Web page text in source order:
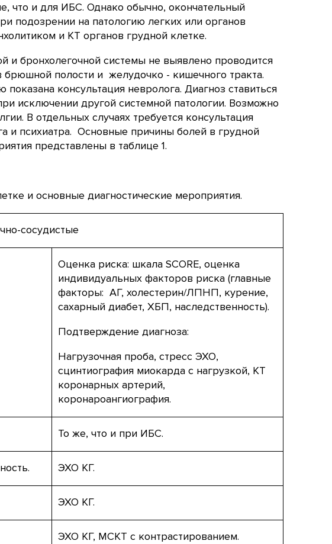
что и для ИБС. Однако обычно, окончательный
подозрении на патологию легких или органов
и КТ органов грудной клетке.
и бронхолегочной системы не выявлено проводится
полости и желудочко - кишечного тракта.
консультация невролога. Диагноз ставиться
исключении другой системной патологии. Возможно
В отдельных случаях требуется консультация
и психиатра. Основные причины болей в грудной
представлены в таблице 1.
и основные диагностические мероприятия.
сосудистые
Оценка риска: шкала SCORE, оценка
индивидуальных факторов риска (главные
факторы: АГ, холестерин/ЛПНП, курение,
сахарный диабет, ХБП, наследственность).
Подтверждение диагноза:
Нагрузочная проба, стресс ЭХО,
сцинтиография миокарда с нагрузкой, КТ
коронарных артерий,
коронароангиография.
То же, что и при ИБС.
ЭХО КГ.
ЭХО КГ.
ЭХО КГ, МСКТ с контрастированием.